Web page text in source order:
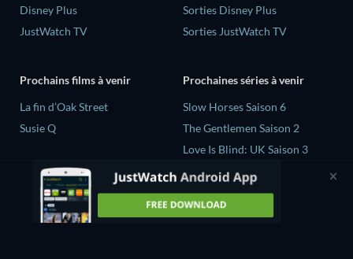
Disney Plus
JustWatch TV
Sorties Disney Plus
Sorties JustWatch TV
Prochains films à venir
La fin d’Oak Street
Susie Q
Prochaines séries à venir
Slow Horses Saison 6
The Gentlemen Saison 2
Love Is Blind: UK Saison 3
Mourinho Saison 1
Z Nation Saison 5